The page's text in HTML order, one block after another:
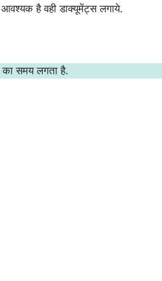
आवश्यक है वही डाक्यूमेंट्स लगाये.
समय लगता है.